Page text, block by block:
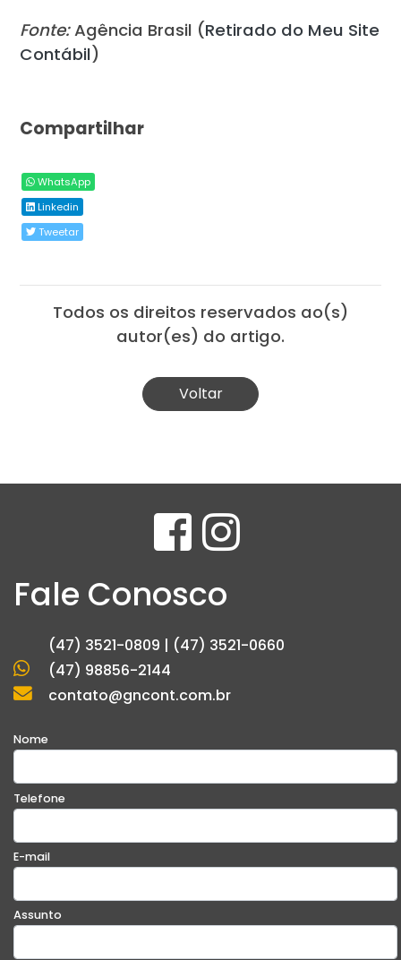
Fonte:Agência Brasil (Retirado do Meu Site
Contábil)
Compartilhar
WhatsApp
Linkedin
Tweetar
Todos os direitos reservados ao(s)
autor(es) do artigo.
Voltar
Fale Conosco
(47) 3521-0809 | (47) 3521-0660
(47) 98856-2144
contato@gncont.com.br
Nome
Telefone
E-mail
Assunto